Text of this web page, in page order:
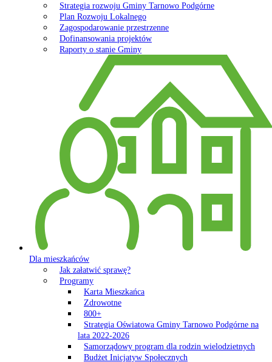
Strategia rozwoju Gminy Tarnowo Podgórne
Plan Rozwoju Lokalnego
Zagospodarowanie przestrzenne
Dofinansowania projektów
Raporty o stanie Gminy
Dla mieszkańców
Jak załatwić sprawę?
Programy
Karta Mieszkańca
Zdrowotne
800+
Strategia Oświatowa Gminy Tarnowo Podgórne na
lata 2022-2026
Samorządowy program dla rodzin wielodzietnych
Budżet Inicjatyw Społecznych